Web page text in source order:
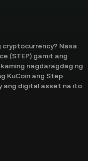
cryptocurrency? Nasa
(STEP) gamit ang
nagdaragdag ng
KuCoin ang Step
ang digital asset na ito